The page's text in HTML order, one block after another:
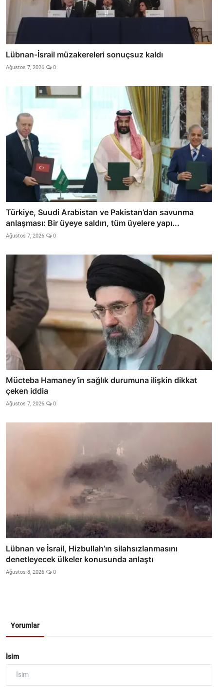
Lübnan-İsrail müzakereleri sonuçsuz kaldı
Ağustos 7, 2026 0
Türkiye, Suudi Arabistan ve Pakistan’dan savunma
anlaşması: Bir üyeye saldırı, tüm üyelere yapı...
Ağustos 7, 2026 0
Mücteba Hamaney’in sağlık durumuna ilişkin dikkat
çeken iddia
Ağustos 7, 2026 0
Lübnan ve İsrail, Hizbullah’ın silahsızlanmasını
denetleyecek ülkeler konusunda anlaştı
Ağustos 8, 2026 0
Yorumlar
İsim